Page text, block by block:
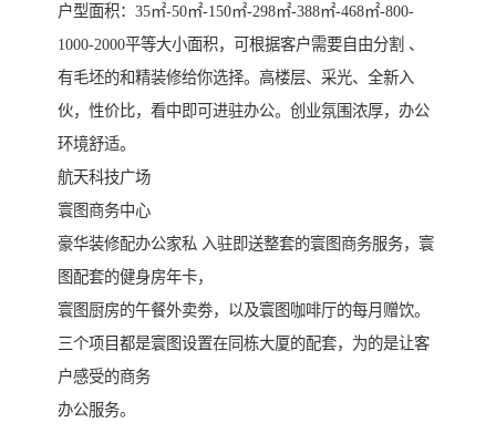
户型面积：35㎡-50㎡-150㎡-298㎡-388㎡-468㎡-800-
1000-2000平等大小面积，可根据客户需要自由分割 、
有毛坯的和精装修给你选择。高楼层、采光、全新入
伙，性价比，看中即可进驻办公。创业氛围浓厚，办公
环境舒适。
航天科技广场
寰图商务中心
豪华装修配办公家私 入驻即送整套的寰图商务服务，寰
图配套的健身房年卡，
寰图厨房的午餐外卖劵，以及寰图咖啡厅的每月赠饮。
三个项目都是寰图设置在同栋大厦的配套，为的是让客
户感受的商务
办公服务。